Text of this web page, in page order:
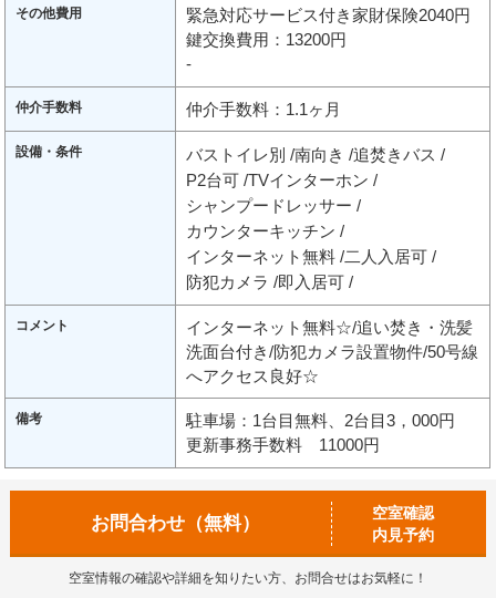
その他費用
緊急対応サービス付き家財保険2040円
鍵交換費用：13200円
-
仲介手数料 仲介手数料：1.1ヶ月
設備・条件 バストイレ別 南向き
追焚きバス
P2台可 TVインターホン
シャンプードレッサー
カウンターキッチン
インターネット無料 二人入居可
防犯カメラ
即入居可
コメント
インターネット無料☆/追い焚き・洗髪
洗面台付き/防犯カメラ設置物件/50号線
へアクセス良好☆
備考
駐車場：1台目無料、2台目3，000円
更新事務手数料 11000円
お問合わせ（無料）
空室確認
内見予約
空室情報の確認や詳細を知りたい方、お問合せはお気軽に！